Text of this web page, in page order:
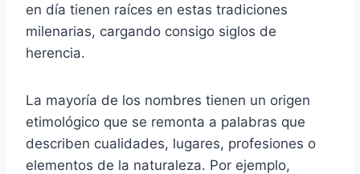
en día tienen raíces en estas tradiciones
milenarias, cargando consigo siglos de
herencia.
La mayoría de los nombres tienen un origen
etimológico que se remonta a palabras que
describen cualidades, lugares, profesiones o
elementos de la naturaleza. Por ejemplo,